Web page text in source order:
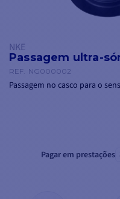
NKE
Passagem ultra-
REF. NG000002
Passagem no casco para o
Pagar em prestações